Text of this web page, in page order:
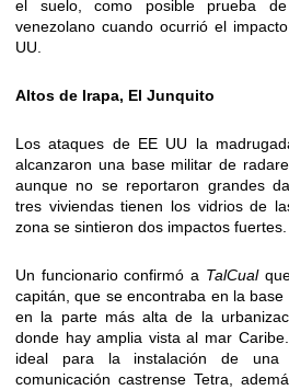
el suelo, como posible prueba
venezolano cuando ocurrió el
UU.
Altos de Irapa, El Junquito
Los ataques de EE UU la
alcanzaron una base militar de
aunque no se reportaron grandes
tres viviendas tienen los vidrios de
zona se sintieron dos impactos fuertes.
Un funcionario confirmó a TalCual
capitán, que se encontraba en la
en la parte más alta de la
donde hay amplia vista al mar
ideal para la instalación de una
comunicación castrense Tetra,